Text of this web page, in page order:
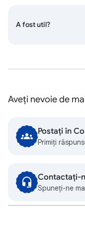
A fost util?
Aveți nevoie de
Postați în
Primiți
Contactați-
Spuneți-ne